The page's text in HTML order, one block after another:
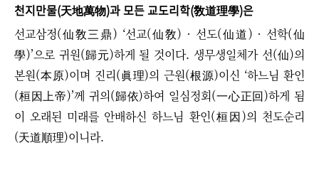
천지만물(天地萬物)과 모든 교도리학(敎道理學)은
선교삼정(仙敎三鼎) ‘선교(仙敎) · 선도(仙道) · 선학(仙
學)’으로 귀원(歸元)하게 될 것이다. 생무생일체가 선(仙)의
본원(本原)이며 진리(眞理)의 근원(根源)이신 ‘하느님 환인
(桓因上帝)’께 귀의(歸依)하여 일심정회(一心正回)하게 됨
이 오래된 미래를 안배하신 하느님 환인(桓因)의 천도순리
(天道順理)이니라.